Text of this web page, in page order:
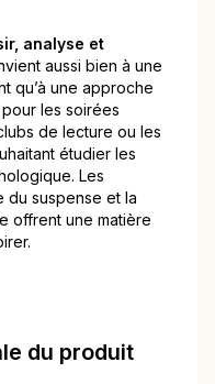
analyse et
aussi bien à une
qu’à une approche
les soirées
de lecture ou les
étudier les
Les
du suspense et la
offrent une matière
du produit